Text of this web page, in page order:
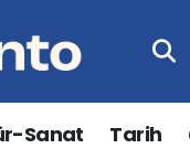
Sanat Tarih